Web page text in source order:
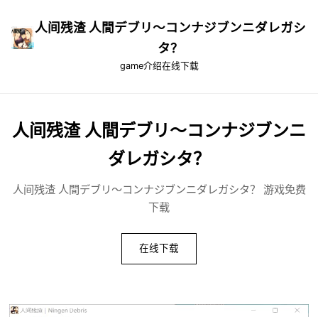
人间残渣 人間デブリ～コンナジブンニダレガシ
タ？
game介绍在线下载
人间残渣 人間デブリ～コンナジブンニ
ダレガシタ？
人间残渣 人間デブリ～コンナジブンニダレガシタ？ 游戏免费
下载
在线下载